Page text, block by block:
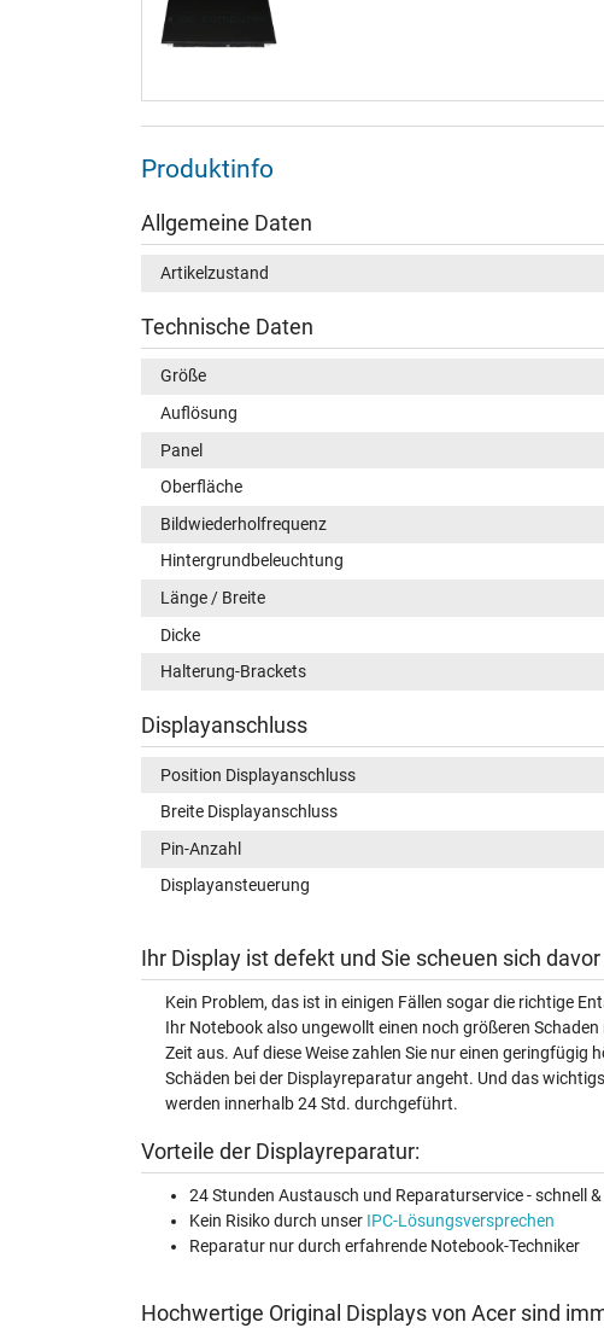
Produktinfo
Allgemeine Daten
Artikelzustand
Technische Daten
Größe
Auflösung
Panel
Oberfläche
Bildwiederholfrequenz
Hintergrundbeleuchtung
Länge / Breite
Dicke
Halterung-Brackets
Displayanschluss
Position Displayanschluss
Breite Displayanschluss
Pin-Anzahl
Displayansteuerung
Ihr Display ist defekt und Sie scheuen sich
Kein Problem, das ist in einigen Fällen sogar die richtige
Ihr Notebook also ungewollt einen noch größeren
Zeit aus. Auf diese Weise zahlen Sie nur einen geringfügig
Schäden bei der Displayreparatur angeht. Und das
werden innerhalb 24 Std. durchgeführt.
Vorteile der Displayreparatur:
24 Stunden Austausch und Reparaturservice - schnell
Kein Risiko durch unser IPC-Lösungsversprechen
Reparatur nur durch erfahrende Notebook-Techniker
Hochwertige Original Displays von Acer sind